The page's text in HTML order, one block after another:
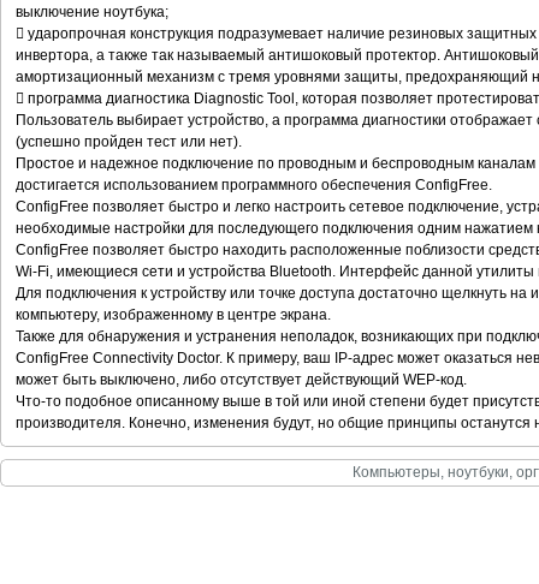
выключение ноутбука;
 ударопрочная конструкция подразумевает наличие резиновых
инвертора, а также так называемый антишоковый протектор.
амортизационный механизм с тремя уровнями защиты, предохраняющий
 программа диагностика Diagnostic Tool, которая позволяет
Пользователь выбирает устройство, а программа диагностики
(успешно пройден тест или нет).
Простое и надежное подключение по проводным и беспроводным каналам
достигается использованием программного обеспечения ConfigFree.
ConfigFree позволяет быстро и легко настроить сетевое подключение,
необходимые настройки для последующего подключения одним нажатием
ConfigFree позволяет быстро находить расположенные поблизости
Wi-Fi, имеющиеся сети и устройства Bluetooth. Интерфейс данной утилиты
Для подключения к устройству или точке доступа достаточно щелкнуть
компьютеру, изображенному в центре экрана.
Также для обнаружения и устранения неполадок, возникающих при
ConfigFree Connectivity Doctor. К примеру, ваш IP-адрес может оказаться
может быть выключено, либо отсутствует действующий WEP-код.
Что-то подобное описанному выше в той или иной степени будет
производителя. Конечно, изменения будут, но общие принципы останутся
Компьютеры, ноутбуки,